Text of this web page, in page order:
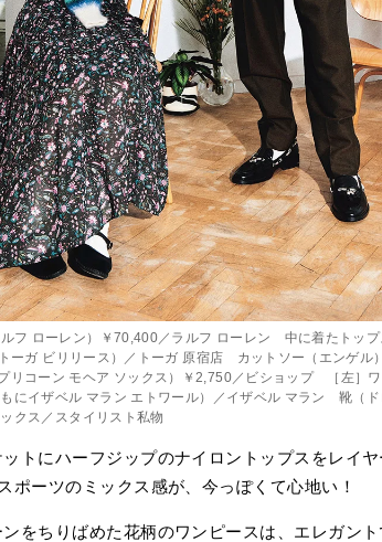
ルフ ローレン）￥70,400／ラルフ ローレン 中に着たトッ
ーガ ビリリース）／トーガ 原宿店 カットソー（エンゲル
リコーン モヘア ソックス）￥2,750／ビショップ ［左］
にイザベル マラン エトワール）／イザベル マラン 靴（ド
クス／スタイリスト私物
ットにハーフジップのナイロントップスをレイ
ポーツのミックス感が、今っぽくて心地い！
ンをちりばめた花柄のワンピースは、エレガン